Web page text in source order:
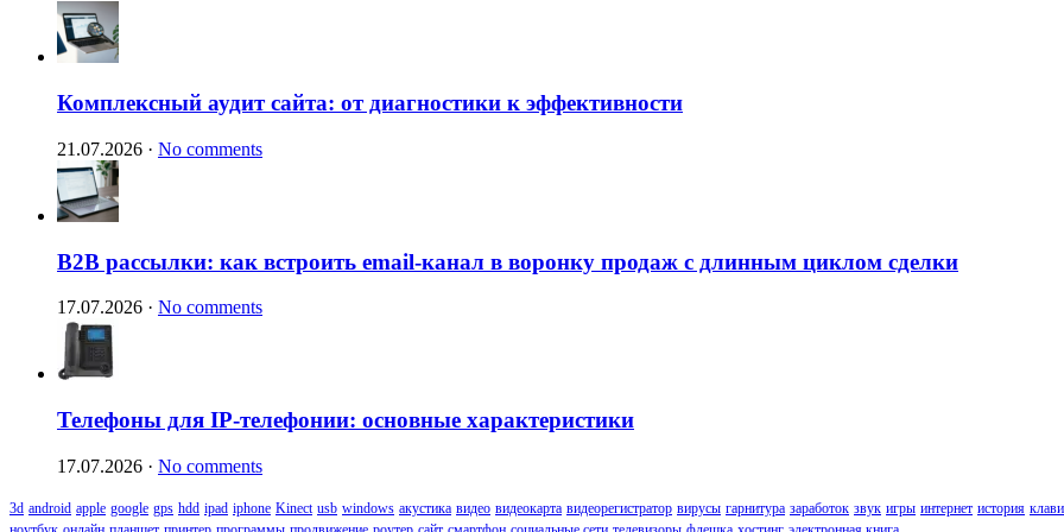
Комплексный аудит сайта: от диагностики к эффективности
21.07.2026 · No comments
B2B рассылки: как встроить email-канал в воронку продаж с длинным циклом сделки
17.07.2026 · No comments
Телефоны для IP-телефонии: основные характеристики
17.07.2026 · No comments
3d android apple google gps hdd ipad iphone Kinect usb windows акустика видео видеокарта видеорегистратор вирусы гарнитура заработок звук игры интернет история